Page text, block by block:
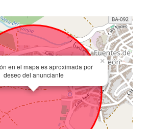
en el mapa es aproximada por
deseo del anunciante
×